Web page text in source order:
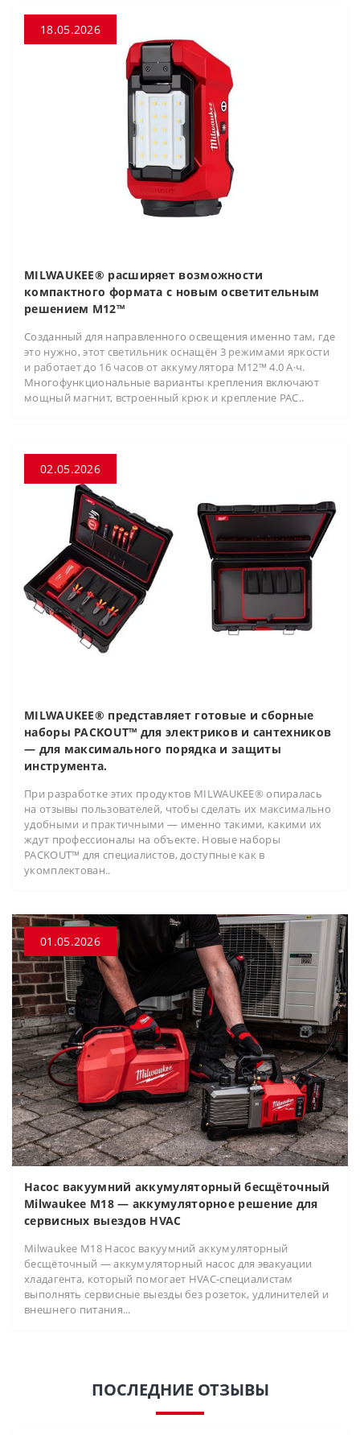
18.05.2026
MILWAUKEE® расширяет возможности
компактного формата с новым осветительным
решением M12™
Созданный для направленного освещения именно там, где
это нужно, этот светильник оснащён 3 режимами яркости
и работает до 16 часов от аккумулятора M12™ 4.0 А·ч.
Многофункциональные варианты крепления включают
мощный магнит, встроенный крюк и крепление PAC..
02.05.2026
MILWAUKEE® представляет готовые и сборные
наборы PACKOUT™ для электриков и сантехников
— для максимального порядка и защиты
инструмента.
При разработке этих продуктов MILWAUKEE® опиралась
на отзывы пользователей, чтобы сделать их максимально
удобными и практичными — именно такими, какими их
ждут профессионалы на объекте. Новые наборы
PACKOUT™ для специалистов, доступные как в
укомплектован..
01.05.2026
Насос вакуумний аккумуляторный бесщёточный
Milwaukee M18 — аккумуляторное решение для
сервисных выездов HVAC
Milwaukee M18 Насос вакуумний аккумуляторный
бесщёточный — аккумуляторный насос для эвакуации
хладагента, который помогает HVAC-специалистам
выполнять сервисные выезды без розеток, удлинителей и
внешнего питания...
ПОСЛЕДНИЕ ОТЗЫВЫ